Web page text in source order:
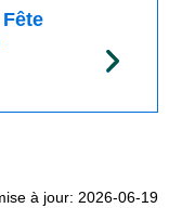
à jour: 2026-06-19